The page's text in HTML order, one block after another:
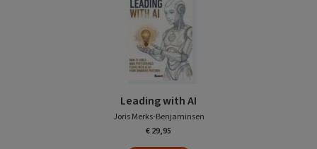
Leading with AI
Joris Merks-Benjaminsen
€ 29,95